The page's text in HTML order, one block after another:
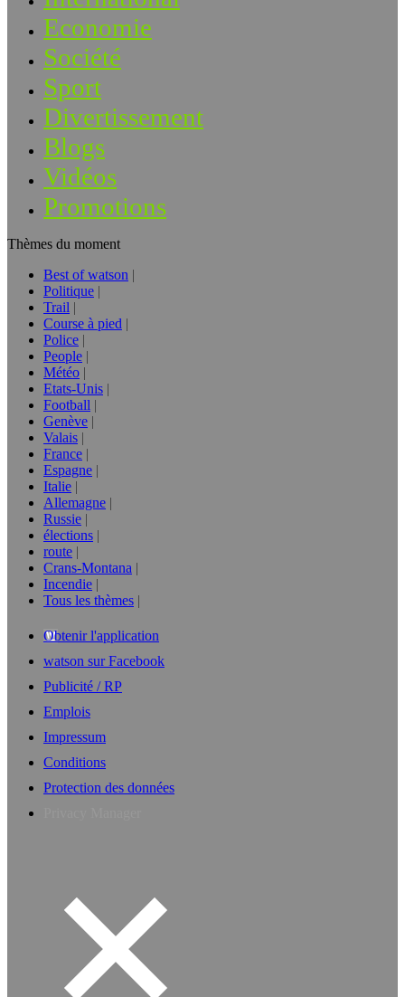
Economie
Société
Sport
Divertissement
Blogs
Vidéos
Promotions
Thèmes du moment
Best of watson
Politique
Trail
Course à pied
Police
People
Météo
Etats-Unis
Football
Genève
Valais
France
Espagne
Italie
Allemagne
Russie
élections
route
Crans-Montana
Incendie
Tous les thèmes
Obtenir l'application
watson sur Facebook
Publicité / RP
Emplois
Impressum
Conditions
Protection des données